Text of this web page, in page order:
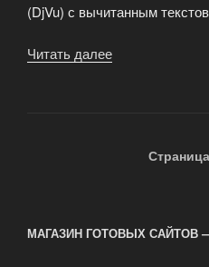
(DjVu) с вычитанным
Читать далее
книги»Страница
МАГАЗИН ГОТОВЫХ САЙТОВ —